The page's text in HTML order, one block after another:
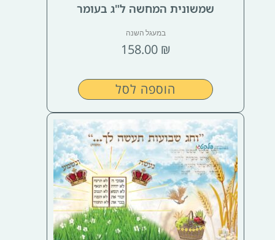
שמשונית המחשה ל"ג בעומר
במעגל השנה
158.00 ₪
הוספה לסל